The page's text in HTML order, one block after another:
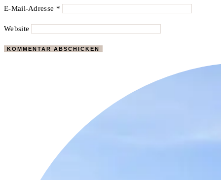
E-Mail-Adresse *
Website